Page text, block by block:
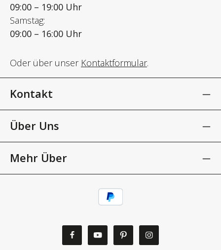
09:00 – 19:00 Uhr
Samstag:
09:00 – 16:00 Uhr
Oder über unser Kontaktformular.
Kontakt
Über Uns
Mehr Über